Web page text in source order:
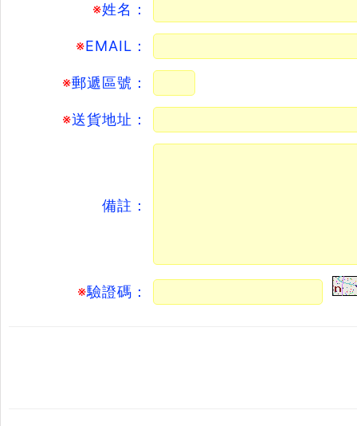
※姓名：
※EMAIL：
※郵遞區號：
※送貨地址：
備註：
※驗證碼：